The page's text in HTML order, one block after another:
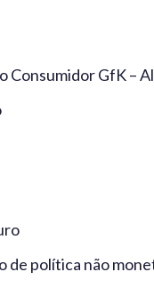
Consumidor GfK –
de política não